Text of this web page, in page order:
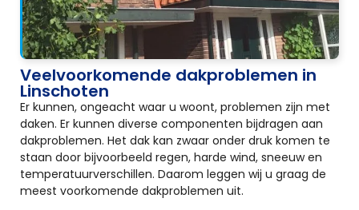
Veelvoorkomende dakproblemen in
Linschoten
Er kunnen, ongeacht waar u woont, problemen zijn met
daken. Er kunnen diverse componenten bijdragen aan
dakproblemen. Het dak kan zwaar onder druk komen te
staan door bijvoorbeeld regen, harde wind, sneeuw en
temperatuurverschillen. Daarom leggen wij u graag de
meest voorkomende dakproblemen uit.